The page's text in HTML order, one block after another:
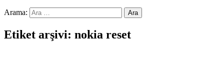
Arama:
Etiket arşivi: nokia reset